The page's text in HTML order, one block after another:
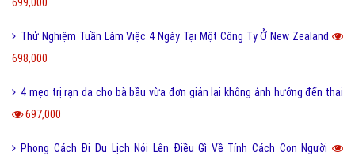
Thử Nghiệm Tuần Làm Việc 4 Ngày Tại Một Công Ty Ở New Zealand
698,000
4 mẹo trị rạn da cho bà bầu vừa đơn giản lại không ảnh hưởng đến thai
697,000
Phong Cách Đi Du Lịch Nói Lên Điều Gì Về Tính Cách Con Người